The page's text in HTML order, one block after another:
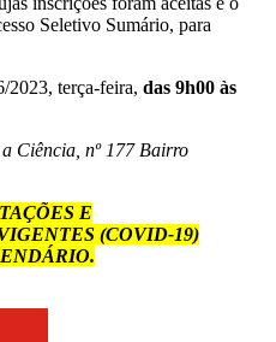
Seletivo Sumário, para
2023, terça-feira, das 9h00 às
Ciência, nº 177 Bairro
E
(COVID-19)